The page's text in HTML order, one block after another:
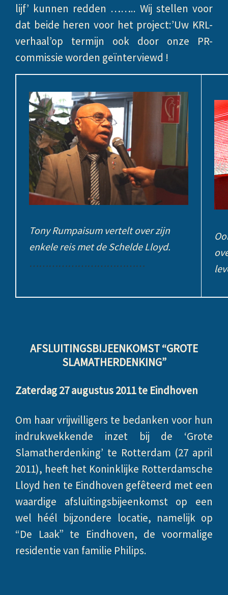
lijf’ kunnen redden …….. Wij stellen voor
dat beide heren voor het project:’Uw KRL-
verhaal’op termijn ook door onze PR-
commissie worden geïnterviewd !
Tony Rumpaisum vertelt over zijn
enkele reis met de Schelde Lloyd.
………………………………
AFSLUITINGSBIJEENKOMST “GROTE
SLAMATHERDENKING”
Zaterdag 27 augustus 2011 te Eindhoven
Om haar vrijwilligers te bedanken voor hun
indrukwekkende inzet bij de ‘Grote
Slamatherdenking’ te Rotterdam (27 april
2011), heeft het Koninklijke Rotterdamsche
Lloyd hen te Eindhoven gefêteerd met een
waardige afsluitingsbijeenkomst op een
wel héél bijzondere locatie, namelijk op
“De Laak” te Eindhoven, de voormalige
residentie van familie Philips.